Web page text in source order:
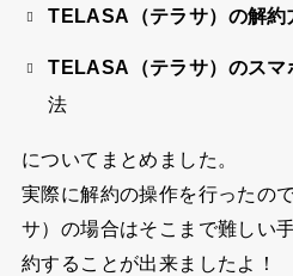
TELASA（テラサ）の解約
TELASA（テラサ）のスマ
法
についてまとめました。
実際に解約の操作を行ったの
サ）の場合はそこまで難しい
約することが出来ましたよ！